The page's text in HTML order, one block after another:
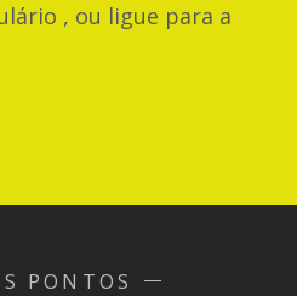
, ou ligue para a
PONTOS